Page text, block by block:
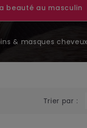
beauté au masculin
& masques cheveux
Trier par :